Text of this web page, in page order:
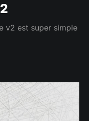
v2 est super simple